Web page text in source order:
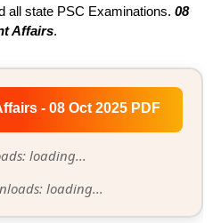
all state PSC Examinations. 08
Affairs.
- 08 Oct 2025 PDF
loading...
loading...